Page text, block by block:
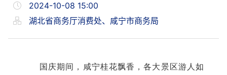
2024-10-08 15:00
湖北省商务厅消费处、咸宁市商务局
国庆期间，咸宁桂花飘香，各大景区游人如